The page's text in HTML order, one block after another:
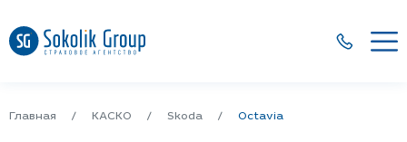
Главная КАСКО Skoda Octavia